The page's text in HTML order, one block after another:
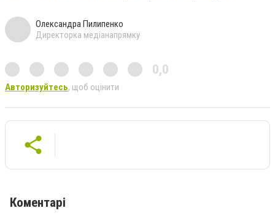
Олександра Пилипенко
Директорка медіанапрямку
0,0
Авторизуйтесь, щоб оцінити
Коментарі